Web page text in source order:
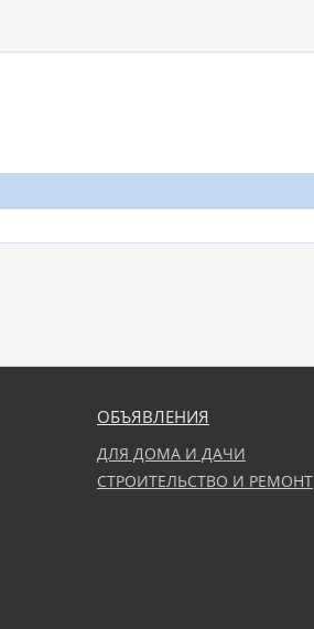
ОБЪЯВЛЕНИЯ
ДЛЯ ДОМА И ДАЧИ
СТРОИТЕЛЬСТВО И РЕМОНТ